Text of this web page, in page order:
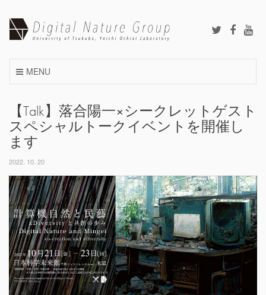
content
MENU
【Talk】落合陽一×シークレットゲスト
スペシャルトークイベントを開催し
ます
2022. 10. 20